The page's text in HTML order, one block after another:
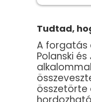
Tudtad,
A forgatás
Polanski
összetörte